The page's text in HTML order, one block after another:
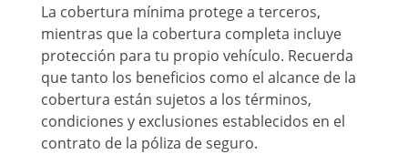
La cobertura mínima protege a terceros,
mientras que la cobertura completa incluye
protección para tu propio vehículo. Recuerda
que tanto los beneficios como el alcance de la
cobertura están sujetos a los términos,
condiciones y exclusiones establecidos en el
contrato de la póliza de seguro.